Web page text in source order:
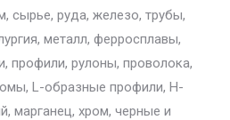
сырье, руда, железо, трубы,
металл, ферросплавы,
профили, рулоны, проволока,
L-образные профили, H-
марганец, хром, черные и